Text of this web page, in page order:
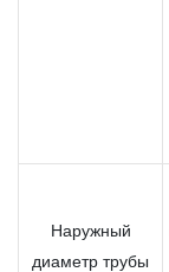
Наружный
диаметр трубы